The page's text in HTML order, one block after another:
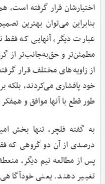
اختیارشان قرار گرفته است،
بنابراین می‌توان بهترین
عبارت دیگر، آنهایی که فقط
مطمئن‌تر و حق‌به‌جانب‌تر از
از زاویه‌های مختلف قرار
خود پافشاری می‌کردند، بلکه
طور قطع با آنها موافق و
به گفته فلچر، تنها بخش
درصدی از آن دو گروهی که
پس از مطالعه نیم دیگر،
تغییر دهند. یعنی